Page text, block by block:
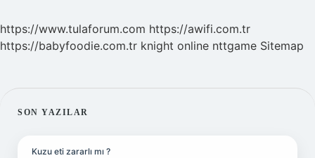
https://www.tulaforum.com https://awifi.com.tr
https://babyfoodie.com.tr knight online nttgame Sitemap
SIDEBAR
SON YAZILAR
Kuzu eti zararlı mı ?